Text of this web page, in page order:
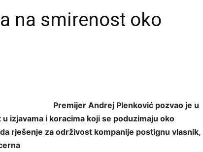
na smirenost oko
Premijer Andrej Plenković pozvao je u
izjavama i koracima koji se poduzimaju oko
rješenje za održivost kompanije postignu vlasnik,